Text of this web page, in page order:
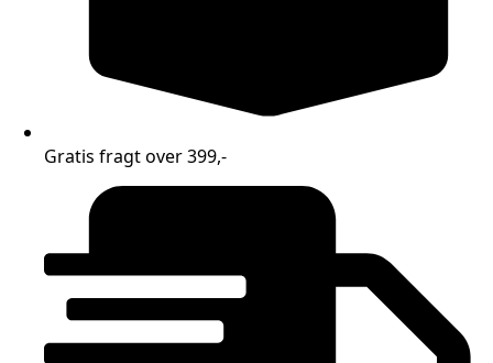
Gratis fragt over 399,-